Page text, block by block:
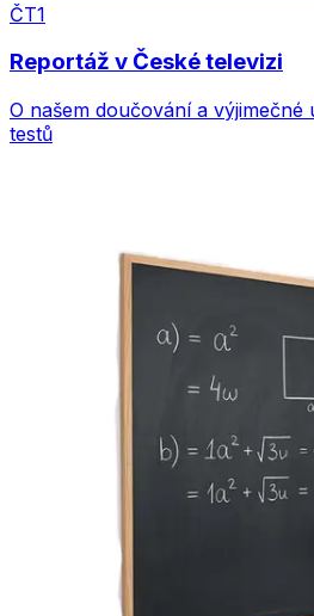
ČT1
Reportáž v České televizi
O našem doučování a výjimečné
testů